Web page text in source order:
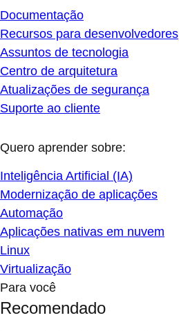
Documentação
Recursos para desenvolvedores
Assuntos de tecnologia
Centro de arquitetura
Atualizações de segurança
Suporte ao cliente
Quero aprender sobre:
Inteligência Artificial (IA)
Modernização de aplicações
Automação
Aplicações nativas em nuvem
Linux
Virtualização
Para você
Recomendado